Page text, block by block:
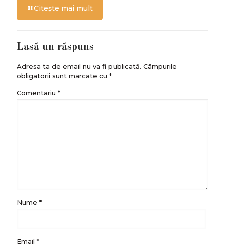
Citește mai mult
Lasă un răspuns
Adresa ta de email nu va fi publicată. Câmpurile
obligatorii sunt marcate cu *
Comentariu *
Nume *
Email *